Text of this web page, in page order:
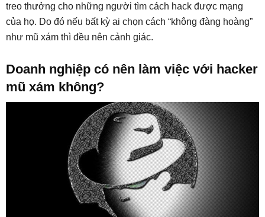
treo thưởng cho những người tìm cách hack được mạng
của họ. Do đó nếu bất kỳ ai chọn cách “không đàng hoàng”
như mũ xám thì đều nên cảnh giác.
Doanh nghiệp có nên làm việc với hacker
mũ xám không?